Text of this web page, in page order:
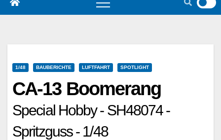
1/48 BAUBERICHTE LUFTFAHRT SPOTLIGHT
CA-13 Boomerang
Special Hobby - SH48074 -
Spritzguss - 1/48